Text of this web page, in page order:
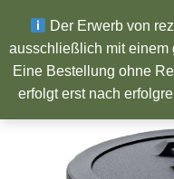
Wir
Der Erwerb von
ausschließlich mit einem
Eine Bestellung ohne
erfolgt erst nach